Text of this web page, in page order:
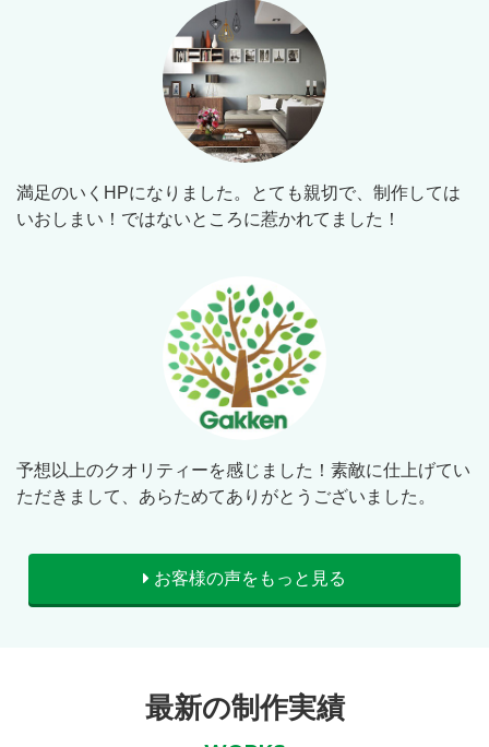
満足のいくHPになりました。とても親切で、制作しては
いおしまい！ではないところに惹かれてました！
予想以上のクオリティーを感じました！素敵に仕上げてい
ただきまして、あらためてありがとうございました。
お客様の声をもっと見る
最新の制作実績